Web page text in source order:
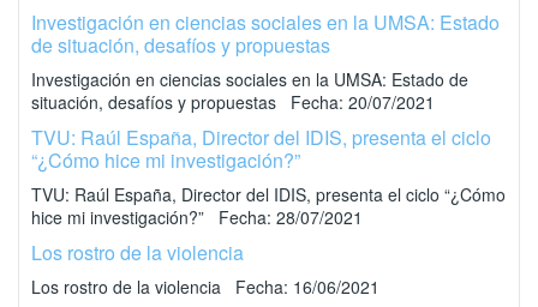
Investigación en ciencias sociales en la UMSA: Estado
de situación, desafíos y propuestas
Investigación en ciencias sociales en la UMSA: Estado de
situación, desafíos y propuestas Fecha: 20/07/2021
TVU: Raúl España, Director del IDIS, presenta el ciclo
“¿Cómo hice mi investigación?”
TVU: Raúl España, Director del IDIS, presenta el ciclo “¿Cómo
hice mi investigación?” Fecha: 28/07/2021
Los rostro de la violencia
Los rostro de la violencia Fecha: 16/06/2021